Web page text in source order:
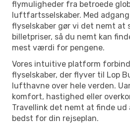
flymuligheder fra betroede
luftfartsselskaber. Med
flyselskaber gør vi det nemt at
billetpriser, så du nemt kan
mest værdi for pengene.
Vores intuitive platform
flyselskaber, der flyver til Lop
lufthavne over hele verden.
komfort, hastighed eller
Travellink det nemt at finde
bedst for din rejseplan.